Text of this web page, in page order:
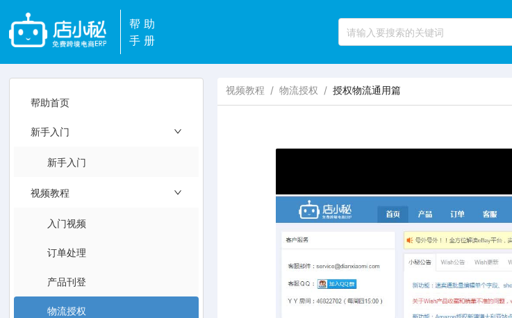
帮助
手册
帮助首页
新手入门
新手入门
视频教程
入门视频
订单处理
产品刊登
物流授权
视频教程 / 物流授权 / 授权物流通用篇